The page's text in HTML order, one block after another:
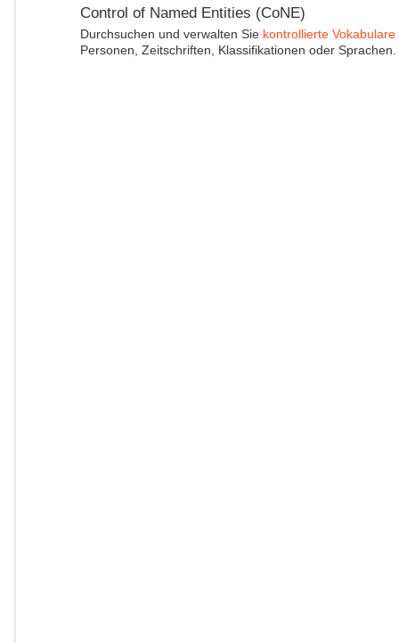
Control of Named Entities (CoNE)
Durchsuchen und verwalten Sie kontrollierte Vokabulare
Personen, Zeitschriften, Klassifikationen oder Sprachen.